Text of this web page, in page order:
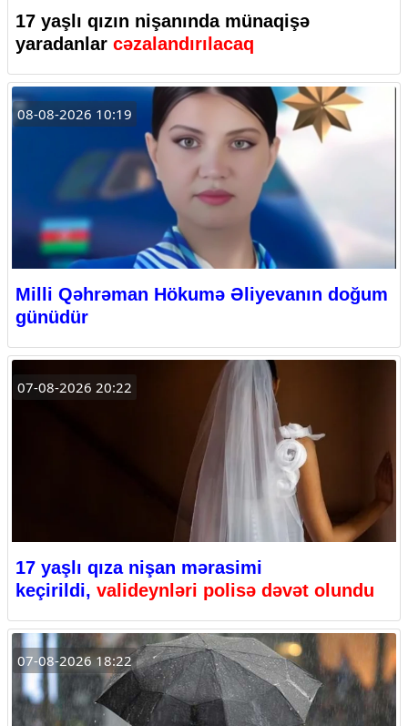
17 yaşlı qızın nişanında münaqişə
yaradanlar cəzalandırılacaq
08-08-2026 10:19
Milli Qəhrəman Hökumə Əliyevanın doğum
günüdür
07-08-2026 20:22
17 yaşlı qıza nişan mərasimi
keçirildi, valideynləri polisə dəvət olundu
07-08-2026 18:22